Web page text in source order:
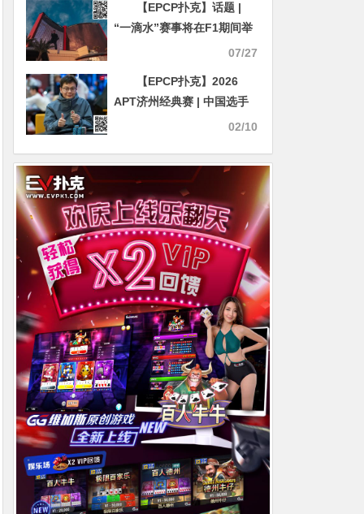
【EPCP扑克】话题 |
“一滴水”赛事将在F1期间举
办，Hellmuth担任主持人07/27
【EPCP扑克】2026
APT济州经典赛 | 中国选手
Haiyang Yang领跑主赛47
录！
02/10